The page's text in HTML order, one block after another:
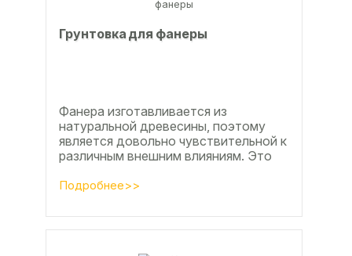
Грунтовка для фанеры
Фанера изготавливается из
натуральной древесины, поэтому
является довольно чувствительной к
различным внешним влияниям. Это
расширении, растрескивании,...
Подробнее>>